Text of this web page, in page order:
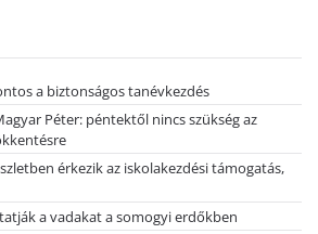
a biztonságos tanévkezdés
Péter: péntektől nincs szükség az
érkezik az iskolakezdési támogatás,
a vadakat a somogyi erdőkben